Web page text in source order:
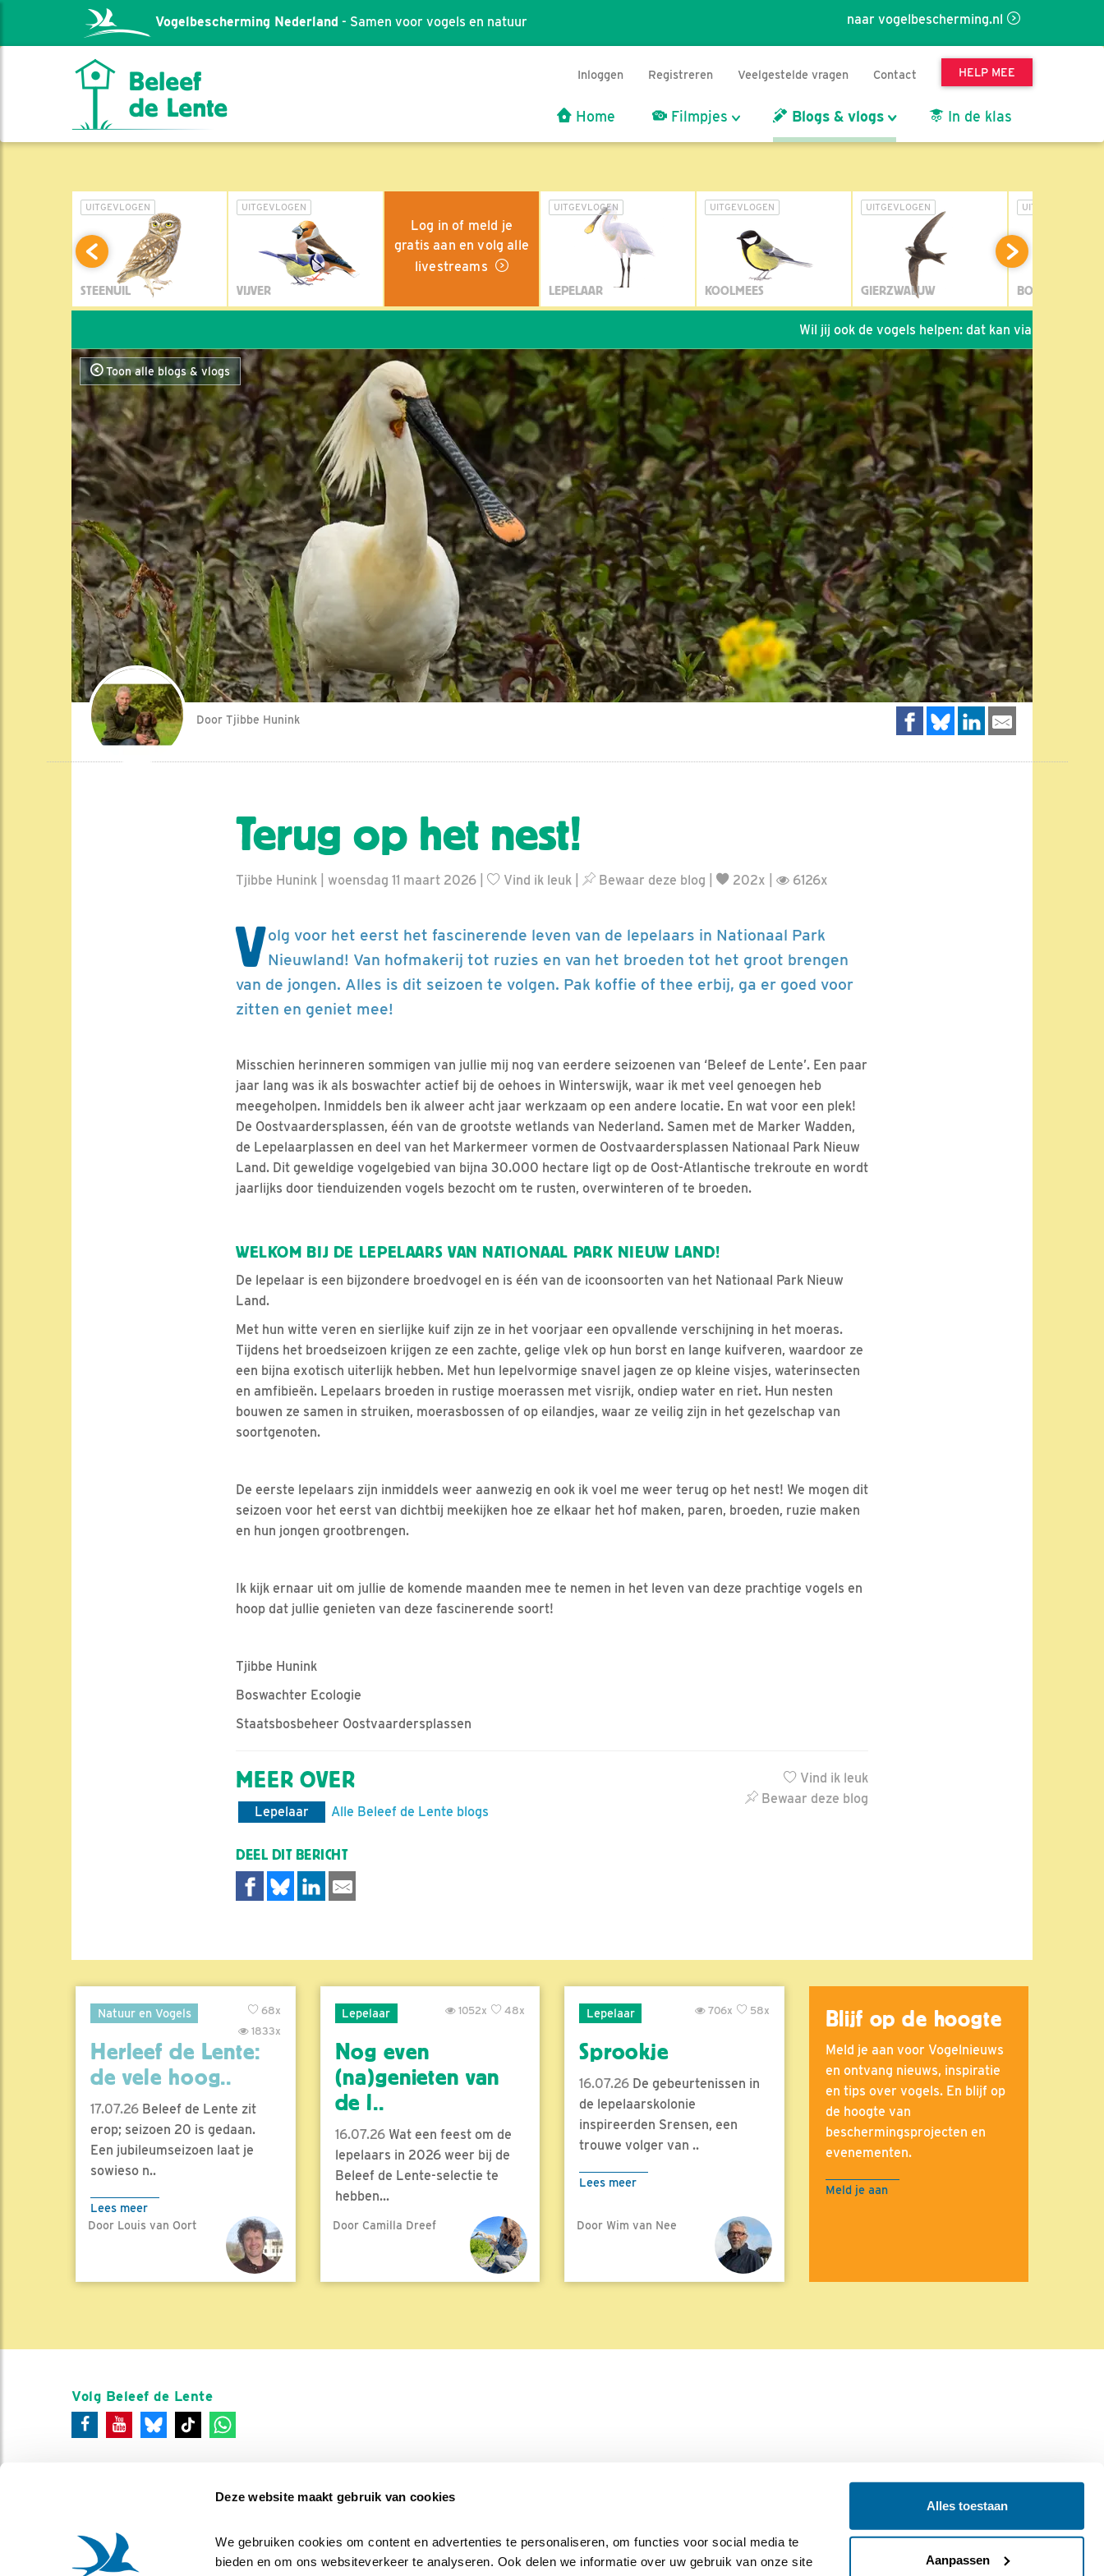
Deze website maakt gebruik van cookies
We gebruiken cookies om content en advertenties te personaliseren, om functies voor social media te
bieden en om ons websiteverkeer te analyseren. Ook delen we informatie over uw gebruik van onze site
Alles toestaan
Aanpassen
naar vogelbescherming.nl
Vogelbescherming Nederland - Samen voor vogels en natuur
Inloggen Registreren Veelgestelde vragen Contact HELP MEE
Home Filmpjes Blogs & vlogs In de klas
UITGEVLOGEN
STEENUIL
UITGEVLOGEN
VIJVER
Log in of meld je
gratis aan en volg alle
livestreams
UITGEVLOGEN
LEPELAAR
UITGEVLOGEN
KOOLMEES
UITGEVLOGEN
GIERZWALUW
UITGEVLOGEN
BOSUIL
Wil jij ook de vogels helpen: dat kan via de link!
Toon alle blogs & vlogs
Door Tjibbe Hunink
Terug op het nest!
Tjibbe Hunink | woensdag 11 maart 2026 | Vind ik leuk Bewaar deze blog 202x | 6126x
Volg voor het eerst het fascinerende leven van de lepelaars in Nationaal Park
Nieuwland! Van hofmakerij tot ruzies en van het broeden tot het groot brengen
van de jongen. Alles is dit seizoen te volgen. Pak koffie of thee erbij, ga er goed voor
zitten en geniet mee!
Misschien herinneren sommigen van jullie mij nog van eerdere seizoenen van ‘Beleef de Lente’. Een paar
jaar lang was ik als boswachter actief bij de oehoes in Winterswijk, waar ik met veel genoegen heb
meegeholpen. Inmiddels ben ik alweer acht jaar werkzaam op een andere locatie. En wat voor een plek!
De Oostvaardersplassen, één van de grootste wetlands van Nederland. Samen met de Marker Wadden,
de Lepelaarplassen en deel van het Markermeer vormen de Oostvaardersplassen Nationaal Park Nieuw
Land. Dit geweldige vogelgebied van bijna 30.000 hectare ligt op de Oost-Atlantische trekroute en wordt
jaarlijks door tienduizenden vogels bezocht om te rusten, overwinteren of te broeden.
WELKOM BIJ DE LEPELAARS VAN NATIONAAL PARK NIEUW LAND!
De lepelaar is een bijzondere broedvogel en is één van de icoonsoorten van het Nationaal Park Nieuw
Land.
Met hun witte veren en sierlijke kuif zijn ze in het voorjaar een opvallende verschijning in het moeras.
Tijdens het broedseizoen krijgen ze een zachte, gelige vlek op hun borst en lange kuifveren, waardoor ze
een bijna exotisch uiterlijk hebben. Met hun lepelvormige snavel jagen ze op kleine visjes, waterinsecten
en amfibieën. Lepelaars broeden in rustige moerassen met visrijk, ondiep water en riet. Hun nesten
bouwen ze samen in struiken, moerasbossen of op eilandjes, waar ze veilig zijn in het gezelschap van
soortgenoten.
De eerste lepelaars zijn inmiddels weer aanwezig en ook ik voel me weer terug op het nest! We mogen dit
seizoen voor het eerst van dichtbij meekijken hoe ze elkaar het hof maken, paren, broeden, ruzie maken
en hun jongen grootbrengen.
Ik kijk ernaar uit om jullie de komende maanden mee te nemen in het leven van deze prachtige vogels en
hoop dat jullie genieten van deze fascinerende soort!
Tjibbe Hunink
Boswachter Ecologie
Staatsbosbeheer Oostvaardersplassen
Vind ik leuk
Bewaar deze blog
MEER OVER
Lepelaar Alle Beleef de Lente blogs
DEEL DIT BERICHT
Natuur en Vogels
68x
1833x
Herleef de Lente:
de vele hoog..
17.07.26 Beleef de Lente zit
erop; seizoen 20 is gedaan.
Een jubileumseizoen laat je
sowieso n..
Lees meer
Door Louis van Oort
Lepelaar 48x
1052x
Nog even
(na)genieten van
de l..
16.07.26Wat een feest om de
lepelaars in 2026 weer bij de
Beleef de Lente-selectie te
hebben...
Lees meer
Door Camilla Dreef
Lepelaar 58x
706x
Sprookje
16.07.26 De gebeurtenissen in
de lepelaarskolonie
inspireerden Srensen, een
trouwe volger van ..
Lees meer
Door Wim van Nee
Blijf op de hoogte
Meld je aan voor Vogelnieuws
en ontvang nieuws, inspiratie
en tips over vogels. En blijf op
de hoogte van
beschermingsprojecten en
evenementen.
Meld je aan
Volg Beleef de Lente
Colofon